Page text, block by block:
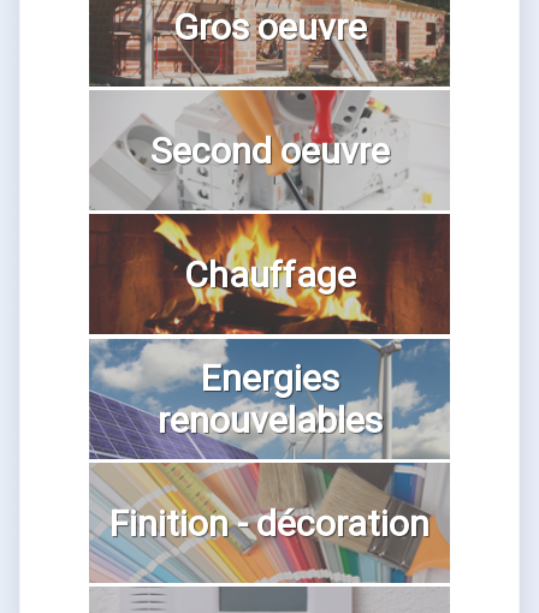
Gros oeuvre
Second oeuvre
Chauffage
Energies
renouvelables
Finition - décoration